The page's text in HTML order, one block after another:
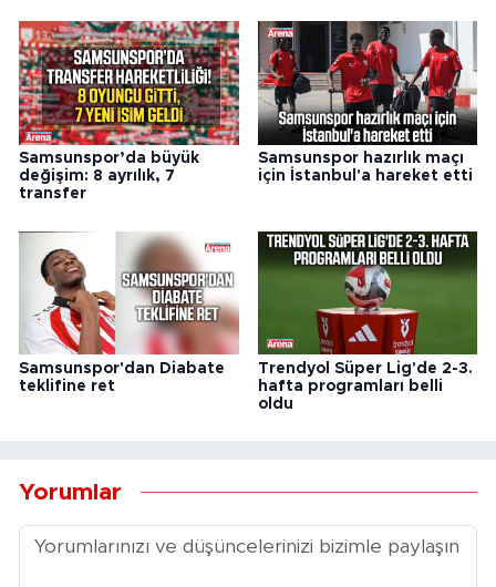
Samsunspor’da büyük
değişim: 8 ayrılık, 7
transfer
Samsunspor hazırlık maçı
için İstanbul'a hareket etti
Samsunspor'dan Diabate
teklifine ret
Trendyol Süper Lig'de 2-3.
hafta programları belli
oldu
Yorumlar